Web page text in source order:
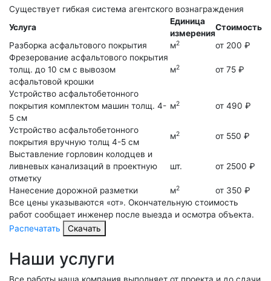
Существует гибкая система агентского вознаграждения
Услуга
Единица
измерения
Стоимость
Разборка асфальтового покрытия
м2
от 200 ₽
Фрезерование асфальтового покрытия
толщ. до 10 см с вывозом
асфальтовой крошки
м2 от 75 ₽
Устройство асфальтобетонного
покрытия комплектом машин толщ. 4-
5 см
м2 от 490 ₽
Устройство асфальтобетонного
покрытия вручную толщ 4-5 см
м2
от 550 ₽
Выставление горловин колодцев и
ливневых канализаций в проектную
отметку
шт. от 2500 ₽
Нанесение дорожной разметки м2
от 350 ₽
Все цены указываются «от». Окончательную стоимость
работ сообщает инженер после выезда и осмотра объекта.
Распечатать
Скачать
Наши услуги